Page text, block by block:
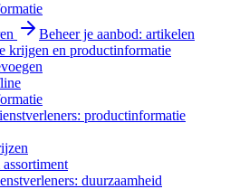
Beheer je aanbod: artikelen
krijgen en productinformatie
productinformatie
duurzaamheid